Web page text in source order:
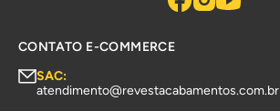
CONTATO E-COMMERCE
SAC:
atendimento@revestacabamentos.com.br